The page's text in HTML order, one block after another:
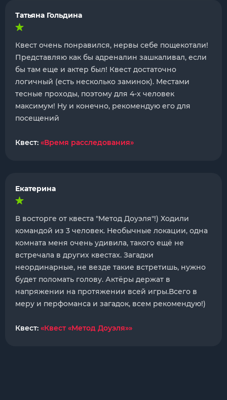
Татьяна Гольдина
Квест очень понравился, нервы себе пощекотали!
Представляю как бы адреналин зашкаливал, если
бы там еще и актер был! Квест достаточно
логичный (есть несколько заминок). Местами
тесные проходы, поэтому для 4-х человек
максимум! Ну и конечно, рекомендую его для
посещений
Квест: «Время расследования»
Екатерина
В восторге от квеста "Метод Доуэля"!) Ходили
командой из 3 человек. Необычные локации, одна
комната меня очень удивила, такого ещё не
встречала в других квестах. Загадки
неординарные, не везде такие встретишь, нужно
будет поломать голову. Актёры держат в
напряжении на протяжении всей игры.Всего в
меру и перфоманса и загадок, всем рекомендую!)
Квест: «Квест «Метод Доуэля»»